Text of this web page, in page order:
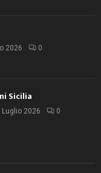
2026 0
Sicilia
Luglio 2026 0